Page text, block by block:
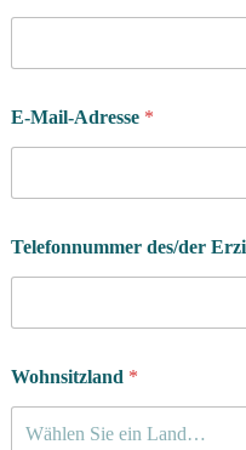
E-Mail-Adresse *
Telefonnummer des/der
Wohnsitzland *
Wählen Sie ein Land…